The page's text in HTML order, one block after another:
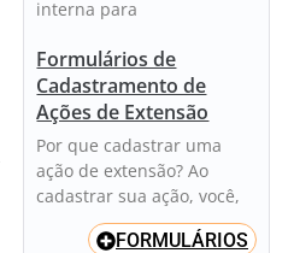
interna para
Formulários de
Cadastramento de
Ações de Extensão
Por que cadastrar uma
ação de extensão? Ao
cadastrar sua ação, você,
FORMULÁRIOS